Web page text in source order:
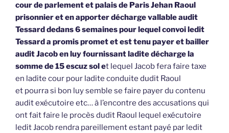
cour de parlement et palais de Paris Jehan Raoul
prisonnier et en apporter décharge vallable audit
Tessard dedans 6 semaines pour lequel convoi ledit
Tessard a promis promet et est tenu payer et bailler
audit Jacob en luy fournissant ladite décharge la
somme de 15 escuz sol et lequel Jacob fera faire taxe
en ladite cour pour ladite conduite dudit Raoul
et pourra si bon luy semble se faire payer du contenu
audit exécutoire etc… à l’encontre des accusations qui
ont fait faire le procès dudit Raoul lequel exécutoire
ledit Jacob rendra pareillement estant payé par ledit